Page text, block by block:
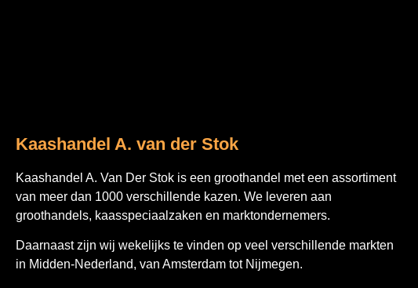
Kaashandel A. van der Stok
Kaashandel A. Van Der Stok is een groothandel met een assortiment
van meer dan 1000 verschillende kazen. We leveren aan
groothandels, kaasspeciaalzaken en marktondernemers.
Daarnaast zijn wij wekelijks te vinden op veel verschillende markten
in Midden-Nederland, van Amsterdam tot Nijmegen.